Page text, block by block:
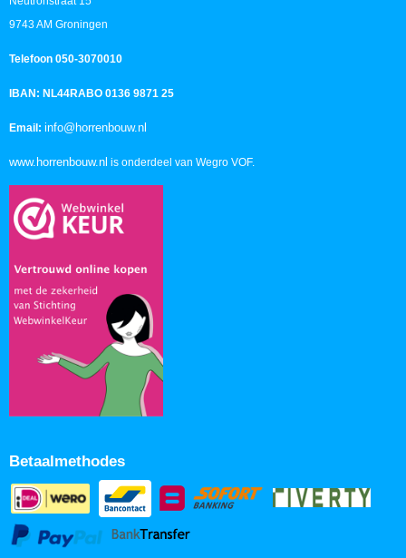
9743 AM Groningen
Telefoon 050-3070010
IBAN: NL44RABO 0136 9871 25
Email: info@horrenbouw.nl
www.horrenbouw.nl is onderdeel van Wegro VOF.
Betaalmethodes